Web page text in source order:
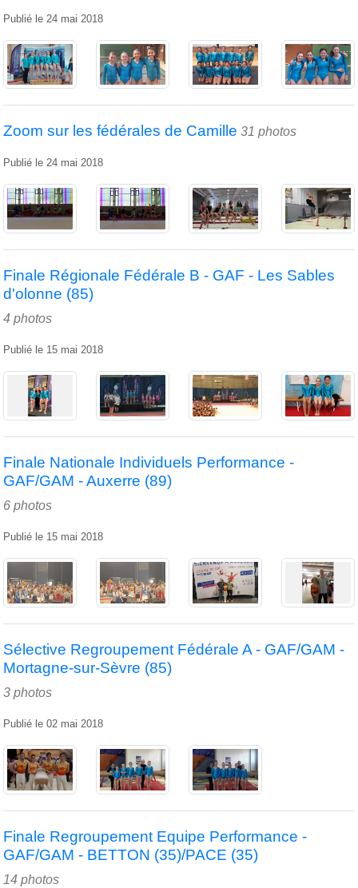
Publié le 24 mai 2018
Zoom sur les fédérales de Camille 31 photos
Publié le 24 mai 2018
Finale Régionale Fédérale B - GAF - Les Sables
d'olonne (85)
4 photos
Publié le 15 mai 2018
Finale Nationale Individuels Performance -
GAF/GAM - Auxerre (89)
6 photos
Publié le 15 mai 2018
Sélective Regroupement Fédérale A - GAF/GAM -
Mortagne-sur-Sèvre (85)
3 photos
Publié le 02 mai 2018
Finale Regroupement Equipe Performance -
GAF/GAM - BETTON (35)/PACE (35)
14 photos